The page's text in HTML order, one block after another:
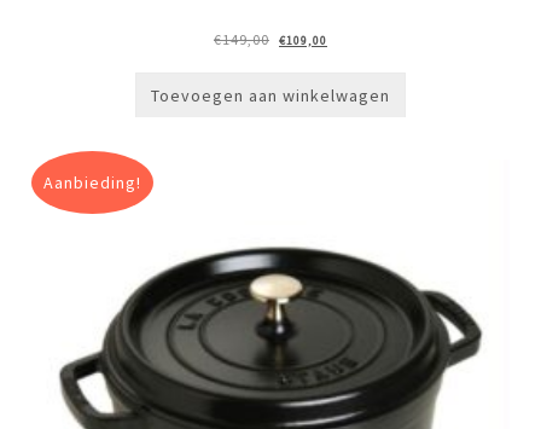
€149,00
Oorspronkelijke
prijs
€109,00
prijs
Toevoegen aan winkelwagen
Aanbieding!